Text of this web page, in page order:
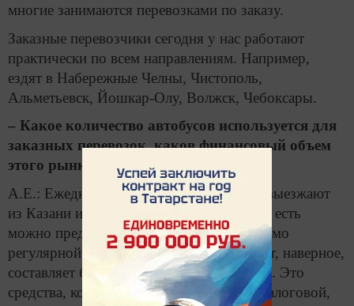
многие занимаются перевозками по заказу.
Заказные перевозчики сегодня у нас работают
практически по всем направлениям. Например,
ездят в Набережные Челны, Чистополь,
Альметьевск, Йошкар-Олу, Волжск, Чебоксары.
– Какое количество автобусов используется для
заказных перевозок, каков финансовый объем
этого рынка?
А.Е.: Ежедневно до 400–500 автобусов выезжают
из Казани и въезжает в нашу столицу. То есть
можно представить масштаб. И это помимо
регулярной ежедневной сетки. Их оборот, наверное,
составляет более миллиарда рублей в год. Это
средства, которые идут «мимо кассы», налоговой,